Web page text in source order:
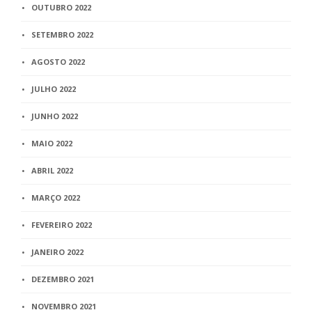
OUTUBRO 2022
SETEMBRO 2022
AGOSTO 2022
JULHO 2022
JUNHO 2022
MAIO 2022
ABRIL 2022
MARÇO 2022
FEVEREIRO 2022
JANEIRO 2022
DEZEMBRO 2021
NOVEMBRO 2021